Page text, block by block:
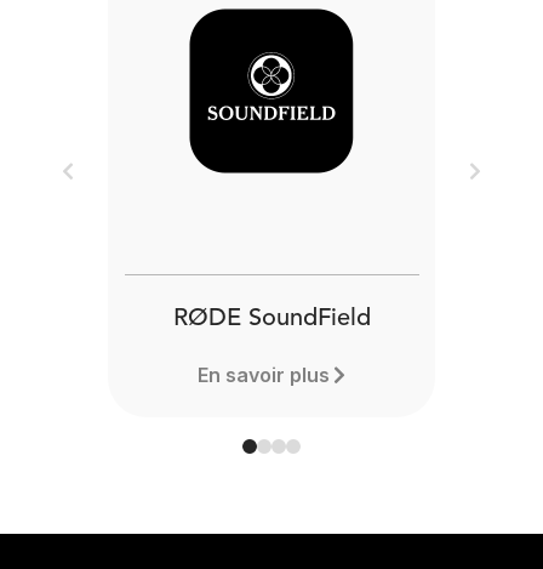
RØDE SoundField
En savoir plus
Previous Next